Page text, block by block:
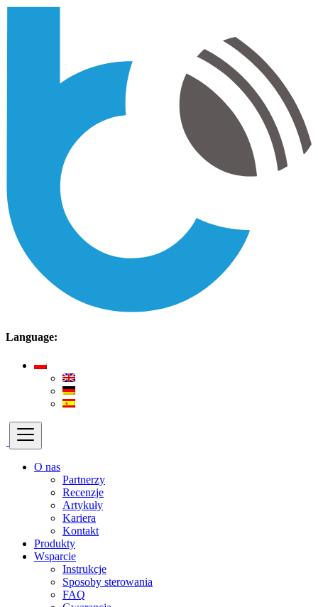
Language:
O nas
Partnerzy
Recenzje
Artykuły
Kariera
Kontakt
Produkty
Wsparcie
Instrukcje
Sposoby sterowania
FAQ